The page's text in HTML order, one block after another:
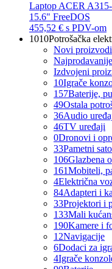
Laptop ACER
15.6" FreeDOS
455,52 € s PDV-om
1010Potrošačka
Novi proizvodi
Najprodavanije
Izdvojeni
10Igrače
157Baterije,
49Ostala
36Audio
46TV uređaji
0Dronovi i
33Pametni
106Glazbena
161Mobiteli,
4Električna
84Adapteri i
33Projektori i
133Mali
190Kamere i
12Navigacije
6Dodaci za
4Igrače